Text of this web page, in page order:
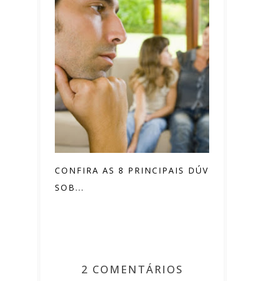
CONFIRA AS 8 PRINCIPAIS DÚVIDAS
SOB...
2 COMENTÁRIOS